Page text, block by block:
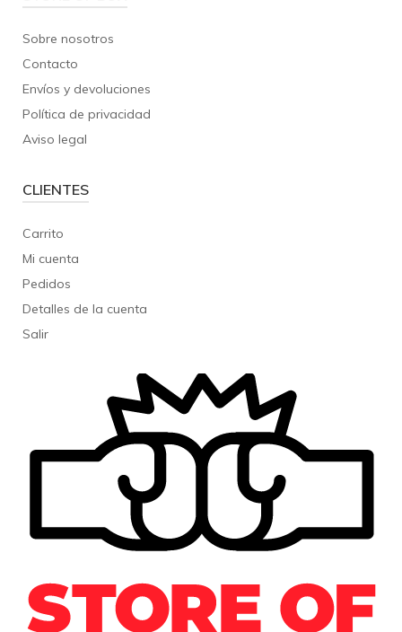
Sobre nosotros
Contacto
Envíos y devoluciones
Política de privacidad
Aviso legal
CLIENTES
Carrito
Mi cuenta
Pedidos
Detalles de la cuenta
Salir